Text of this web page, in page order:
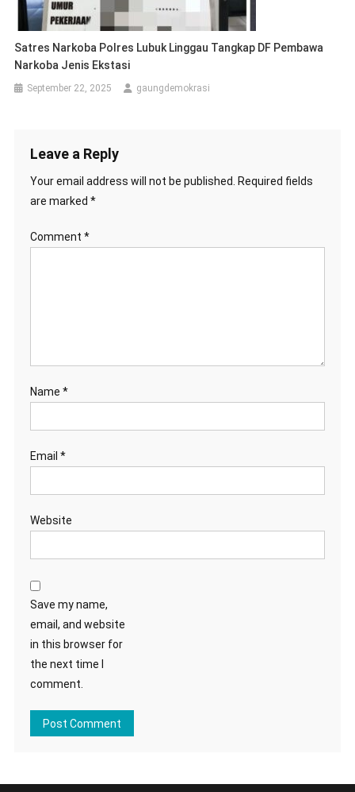
Satres Narkoba Polres Lubuk Linggau Tangkap DF Pembawa
Narkoba Jenis Ekstasi
September 22, 2025 gaungdemokrasi
Leave a Reply
Your email address will not be published. Required fields
are marked *
Comment *
Name *
Email *
Website
Save my name,
email, and website
in this browser for
the next time I
comment.